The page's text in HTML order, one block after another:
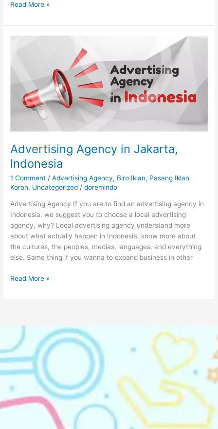
Read More »
Advertising Agency in Jakarta,
Indonesia
1 Comment /Advertising Agency, Biro Iklan, Pasang Iklan
Koran, Uncategorized /doremindo
Advertising Agency If you are to find an advertising agency in
Indonesia, we suggest you to choose a local advertising
agency, why? Local advertising agency understand more
about what actually happen in Indonesia, know more about
the cultures, the peoples, medias, languages, and everything
else. Same thing if you wanna to expand business in other
Indonesia
Read More »